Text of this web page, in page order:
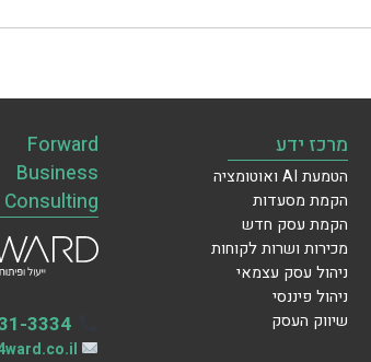
מרכז ידע
הטמעת AI ואוטומציה
הקמת מסעדות
הקמת עסק חדש
מכירות ושרות לקוחות
ניהול עסק עצמאי
ניהול פיננסי
שיווק העסק
Forward
Business
Consulting
3334